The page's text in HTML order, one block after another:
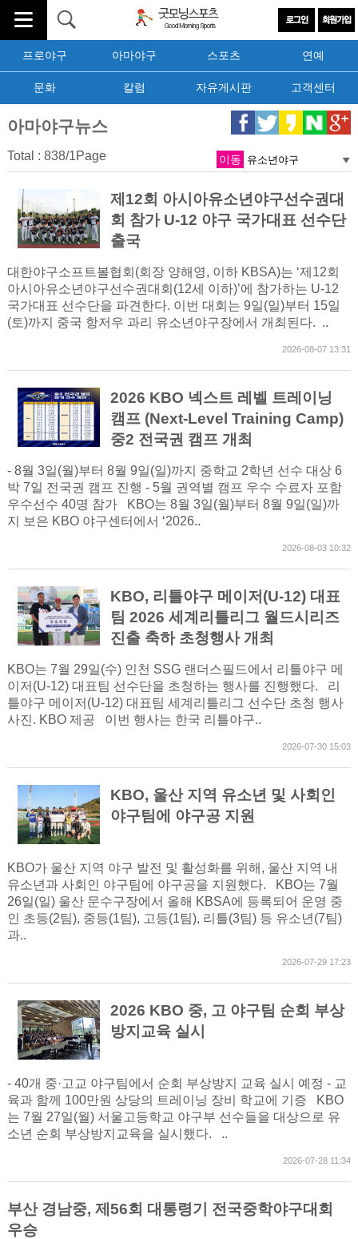
프로야구 아마야구 스포츠 연예
문화 칼럼 자유게시판 고객센터
아마야구뉴스
Total : 838/1Page 이동
제12회 아시아유소년야구선수권대
회 참가 U-12 야구 국가대표 선수단
출국
대한야구소프트볼협회(회장 양해영, 이하 KBSA)는 ‘제12회
아시아유소년야구선수권대회(12세 이하)’에 참가하는 U-12
국가대표 선수단을 파견한다. 이번 대회는 9일(일)부터 15일
(토)까지 중국 항저우 과리 유소년야구장에서 개최된다. ..
2026-08-07 13:31
2026 KBO 넥스트 레벨 트레이닝
캠프 (Next-Level Training Camp)
중2 전국권 캠프 개최
- 8월 3일(월)부터 8월 9일(일)까지 중학교 2학년 선수 대상 6
박 7일 전국권 캠프 진행 - 5월 권역별 캠프 우수 수료자 포함
우수선수 40명 참가 KBO는 8월 3일(월)부터 8월 9일(일)까
지 보은 KBO 야구센터에서 ‘2026..
2026-08-03 10:32
KBO, 리틀야구 메이저(U-12) 대표
팀 2026 세계리틀리그 월드시리즈
진출 축하 초청행사 개최
KBO는 7월 29일(수) 인천 SSG 랜더스필드에서 리틀야구 메
이저(U-12) 대표팀 선수단을 초청하는 행사를 진행했다. 리
틀야구 메이저(U-12) 대표팀 세계리틀리그 선수단 초청 행사
사진. KBO 제공 이번 행사는 한국 리틀야구..
2026-07-30 15:03
KBO, 울산 지역 유소년 및 사회인
야구팀에 야구공 지원
KBO가 울산 지역 야구 발전 및 활성화를 위해, 울산 지역 내
유소년과 사회인 야구팀에 야구공을 지원했다. KBO는 7월
26일(일) 울산 문수구장에서 올해 KBSA에 등록되어 운영 중
인 초등(2팀), 중등(1팀), 고등(1팀), 리틀(3팀) 등 유소년(7팀)
과..
2026-07-29 17:23
2026 KBO 중, 고 야구팀 순회 부상
방지교육 실시
- 40개 중·고교 야구팀에서 순회 부상방지 교육 실시 예정 - 교
육과 함께 100만원 상당의 트레이닝 장비 학교에 기증 KBO
는 7월 27일(월) 서울고등학교 야구부 선수들을 대상으로 유
소년 순회 부상방지교육을 실시했다. ..
2026-07-28 11:34
부산 경남중, 제56회 대통령기 전국중학야구대회
우승